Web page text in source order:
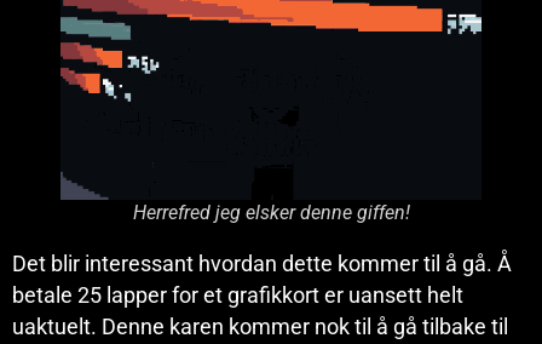
Herrefred jeg elsker denne giffen!
Det blir interessant hvordan dette kommer til å gå. Å
betale 25 lapper for et grafikkort er uansett helt
uaktuelt. Denne karen kommer nok til å gå tilbake til